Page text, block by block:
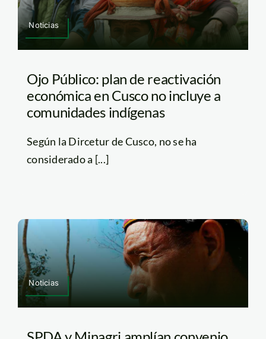
Noticias
Ojo Público: plan de reactivación
económica en Cusco no incluye a
comunidades indígenas
Según la Dircetur de Cusco, no se ha
considerado a [...]
Noticias